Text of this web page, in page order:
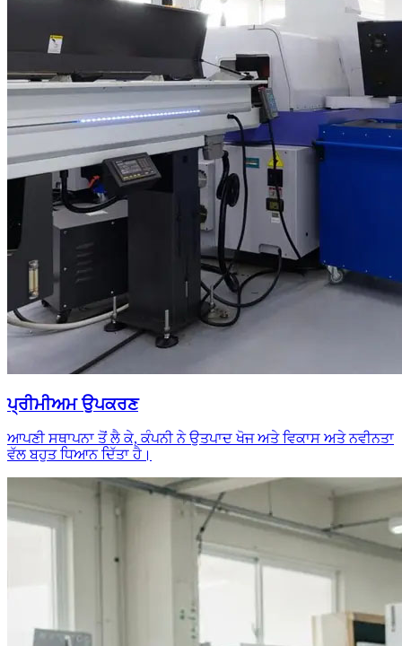
ਪ੍ਰੀਮੀਅਮ ਉਪਕਰਣ
ਆਪਣੀ ਸਥਾਪਨਾ ਤੋਂ ਲੈ ਕੇ, ਕੰਪਨੀ ਨੇ ਉਤਪਾਦ ਖੋਜ ਅਤੇ ਵਿਕਾਸ ਅਤੇ ਨਵੀਨਤਾ
ਵੱਲ ਬਹੁਤ ਧਿਆਨ ਦਿੱਤਾ ਹੈ।